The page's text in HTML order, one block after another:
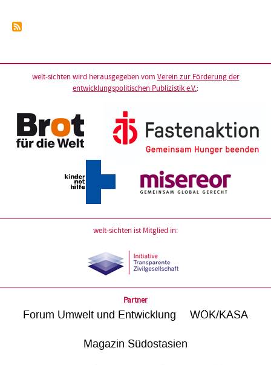
welt-sichten wird herausgegeben vom Verein zur Förderung der
entwicklungspolitischen Publizistik e.V.:
welt-sichten ist Mitglied in:
Partner
Forum Umwelt und Entwicklung WÖK/KASA
Magazin Südostasien